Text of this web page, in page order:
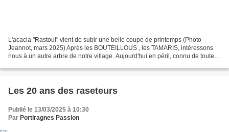
L'acacia "Rastoul" vient de subir une belle coupe de printemps (Photo
Jeannot, mars 2025) Après les BOUTEILLOUS , les TAMARIS, intéressons
nous à un autre arbre de notre village. Aujourd'hui en péril, connu de toute la
Les 20 ans des raseteurs
Publié le 13/03/2025 à 10:30
Par Portiragnes Passion